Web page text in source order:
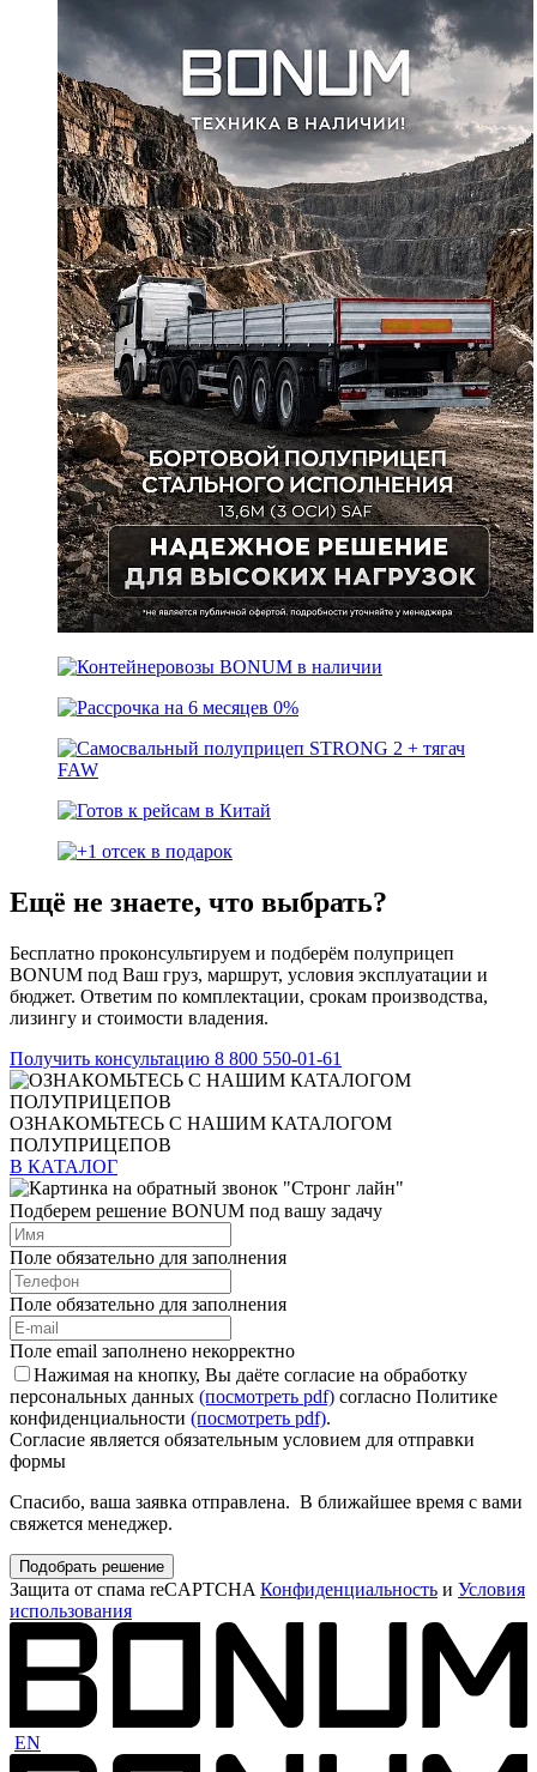
Ещё не знаете, что выбрать?
Бесплатно проконсультируем и подберём полуприцеп
BONUM под Ваш груз, маршрут, условия эксплуатации и
бюджет. Ответим по комплектации, срокам производства,
лизингу и стоимости владения.
Получить консультацию 8 800 550-01-61
ОЗНАКОМЬТЕСЬ С НАШИМ КАТАЛОГОМ
ПОЛУПРИЦЕПОВ
В КАТАЛОГ
Подберем решение BONUM под вашу задачу
Поле обязательно для заполнения
Поле обязательно для заполнения
Поле email заполнено некорректно
Нажимая на кнопку, Вы даёте согласие на обработку
персональных данных (посмотреть pdf) согласно Политике
конфиденциальности (посмотреть pdf).
Согласие является обязательным условием для отправки
формы
Спасибо, ваша заявка отправлена. В ближайшее время с вами
свяжется менеджер.
Подобрать решение
Защита от спама reCAPTCHA Конфиденциальность и Условия
использования
EN